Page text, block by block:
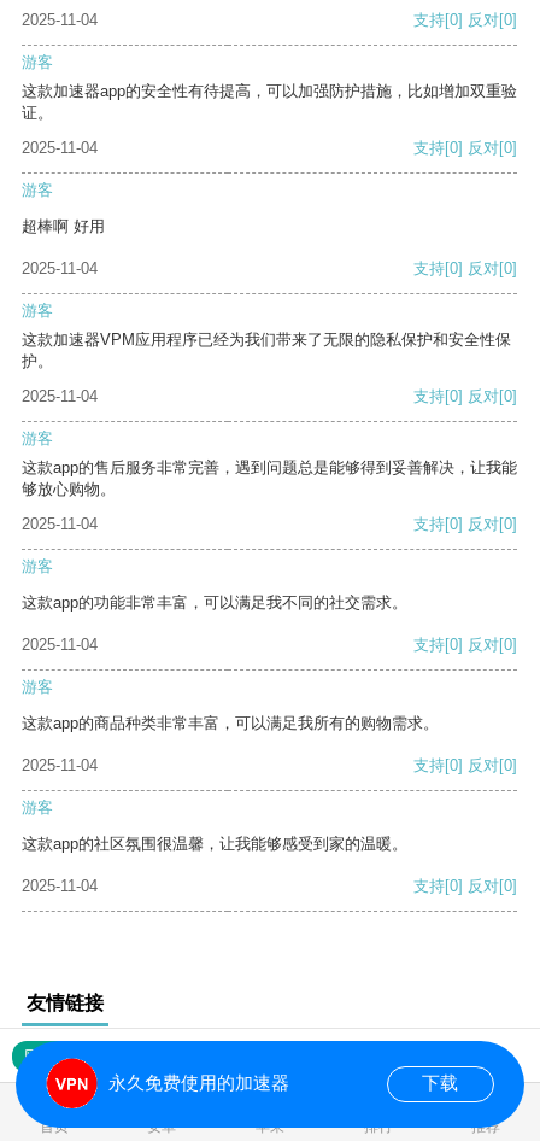
2025-11-04 支持[0] 反对[0]
游客
这款加速器app的安全性有待提高，可以加强防护措施，比如增加双重验
证。
2025-11-04
支持[0] 反对[0]
游客
超棒啊 好用
2025-11-04 支持[0] 反对[0]
游客
这款加速器VPM应用程序已经为我们带来了无限的隐私保护和安全性保
护。
2025-11-04
支持[0] 反对[0]
游客
这款app的售后服务非常完善，遇到问题总是能够得到妥善解决，让我能
够放心购物。
2025-11-04
支持[0] 反对[0]
游客
这款app的功能非常丰富，可以满足我不同的社交需求。
2025-11-04 支持[0] 反对[0]
游客
这款app的商品种类非常丰富，可以满足我所有的购物需求。
2025-11-04 支持[0] 反对[0]
游客
这款app的社区氛围很温馨，让我能够感受到家的温暖。
2025-11-04 支持[0] 反对[0]
友情链接
网站地图
首页 安卓 苹果 排行 推荐
永久免费使用的加速器 下载
0.018695s